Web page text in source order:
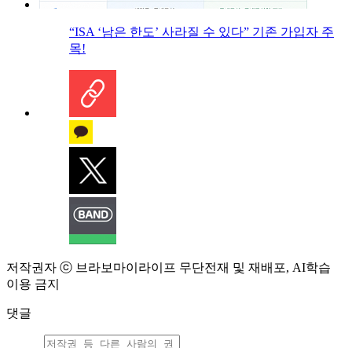
“ISA ‘남은 한도’ 사라질 수 있다” 기존 가입자 주
목!
저작권자 ⓒ 브라보마이라이프 무단전재 및 재배포, AI학습
이용 금지
댓글